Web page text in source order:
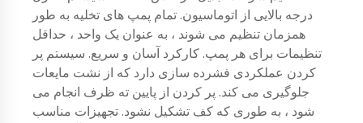
درجه بالایی از اتوماسیون. تمام پمپ های تخلیه به طور
همزمان تنظیم می شوند ، به عنوان یک واحد ، حداقل
تنظیمات برای هر پمپ. کارکرد آسان و سریع. سیستم پر
کردن عملکردی فشرده سازی دارد که از نشت مایعات
جلوگیری می کند. پر کردن از پایین ته ظرف انجام می
شود ، به طوری که کف تشکیل نشود. تجهیزات مناسب